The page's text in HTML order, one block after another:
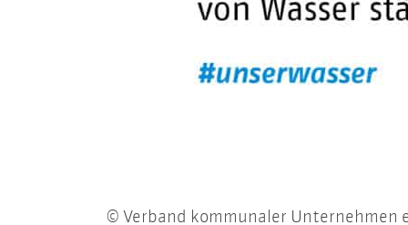
© Verband kommunaler Unternehmen